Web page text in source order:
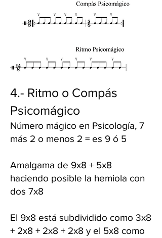
4.- Ritmo o Compás
Psicomágico
Número mágico en Psicología, 7
más 2 o menos 2 = es 9 ó 5
Amalgama de 9x8 + 5x8
haciendo posible la hemiola con
dos 7x8
El 9x8 está subdividido como 3x8
+ 2x8 + 2x8 + 2x8 y el 5x8 como